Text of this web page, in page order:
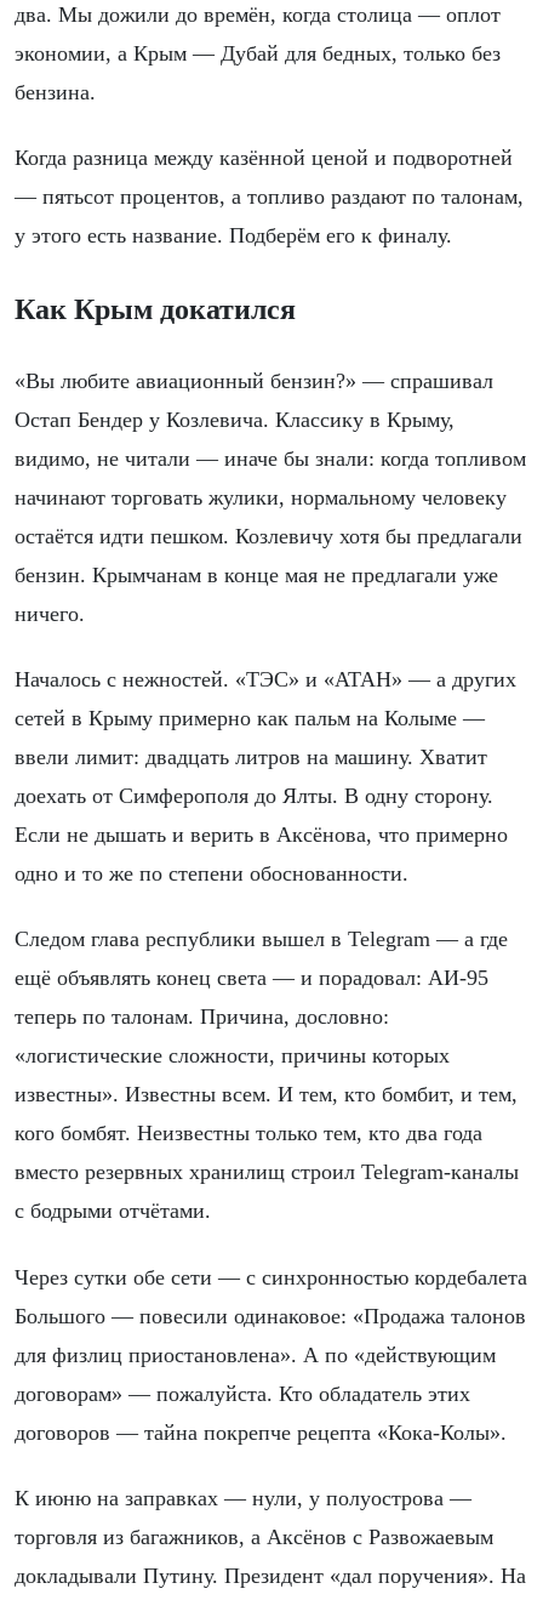
два. Мы дожили до времён, когда столица — оплот
экономии, а Крым — Дубай для бедных, только без
бензина.
Когда разница между казённой ценой и подворотней
— пятьсот процентов, а топливо раздают по талонам,
у этого есть название. Подберём его к финалу.
Как Крым докатился
«Вы любите авиационный бензин?» — спрашивал
Остап Бендер у Козлевича. Классику в Крыму,
видимо, не читали — иначе бы знали: когда топливом
начинают торговать жулики, нормальному человеку
остаётся идти пешком. Козлевичу хотя бы предлагали
бензин. Крымчанам в конце мая не предлагали уже
ничего.
Началось с нежностей. «ТЭС» и «АТАН» — а других
сетей в Крыму примерно как пальм на Колыме —
ввели лимит: двадцать литров на машину. Хватит
доехать от Симферополя до Ялты. В одну сторону.
Если не дышать и верить в Аксёнова, что примерно
одно и то же по степени обоснованности.
Следом глава республики вышел в Telegram — а где
ещё объявлять конец света — и порадовал: АИ-95
теперь по талонам. Причина, дословно:
«логистические сложности, причины которых
известны». Известны всем. И тем, кто бомбит, и тем,
кого бомбят. Неизвестны только тем, кто два года
вместо резервных хранилищ строил Telegram-каналы
с бодрыми отчётами.
Через сутки обе сети — с синхронностью кордебалета
Большого — повесили одинаковое: «Продажа талонов
для физлиц приостановлена». А по «действующим
договорам» — пожалуйста. Кто обладатель этих
договоров — тайна покрепче рецепта «Кока-Колы».
К июню на заправках — нули, у полуострова —
торговля из багажников, а Аксёнов с Развожаевым
докладывали Путину. Президент «дал поручения». На